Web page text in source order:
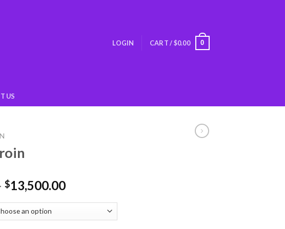
LOGIN CART /$0.00 0
US
$13,500.00